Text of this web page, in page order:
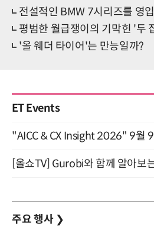
전설적인 BMW 7시리즈를 영
평범한 월급쟁이의 기막힌 '두
'올 웨더 타이어'는 만능일까?
ET Events
"AICC & CX Insight 2026" 9월 9
주요 행사 ❯